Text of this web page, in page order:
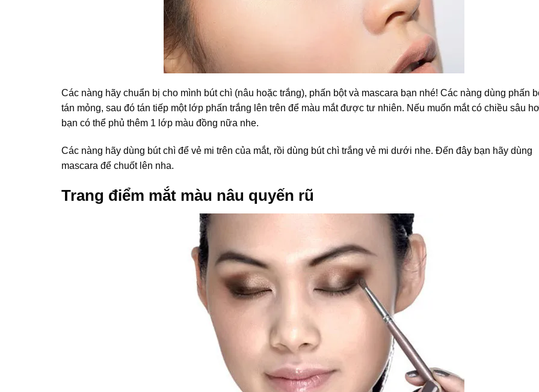
Các nàng hãy chuẩn bị cho mình bút chì (nâu hoặc trắng), phấn bột và mascara bạn nhé! Các nàng dùng phấn
tán mỏng, sau đó tán tiếp một lớp phấn trắng lên trên để màu mắt được tư nhiên. Nếu muốn mắt có chiều sâu
bạn có thể phủ thêm 1 lớp màu đồng nữa nhe.
Các nàng hãy dùng bút chì để vẻ mi trên của mắt, rồi dùng bút chì trắng vẻ mi dưới nhe. Đến đây bạn hãy dùng
mascara để chuốt lên nha.
Trang điểm mắt màu nâu quyến rũ